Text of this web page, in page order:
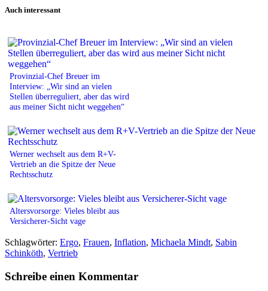
Auch interessant
Provinzial-Chef Breuer im
Interview: „Wir sind an vielen
Stellen überreguliert, aber das wird
aus meiner Sicht nicht weggehen“
Werner wechselt aus dem R+V-
Vertrieb an die Spitze der Neue
Rechtsschutz
Altersvorsorge: Vieles bleibt aus
Versicherer-Sicht vage
Schlagwörter: Ergo, Frauen, Inflation, Michaela Mindt, Sabin
Schinköth, Vertrieb
Schreibe einen Kommentar